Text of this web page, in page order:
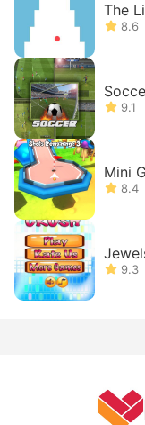
The
8.6
9.1
Mini
8.4
9.3